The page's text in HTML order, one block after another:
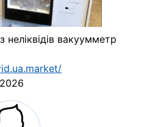
неліквідів вакуумметр